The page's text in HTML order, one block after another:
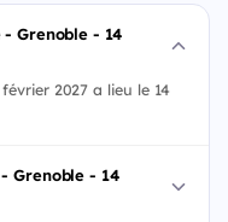
Grenoble - 14
2027 a lieu le 14
Grenoble - 14